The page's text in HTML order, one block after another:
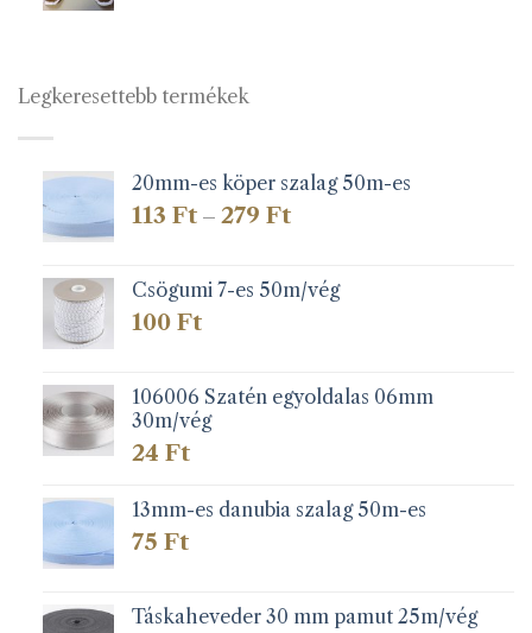
Legkeresettebb termékek
20mm-es köper szalag 50m-es
113 Ft – 279 FtÁrtartomány:
279 Ft
Csögumi 7-es 50m/vég
100 Ft
106006 Szatén egyoldalas 06mm
30m/vég
24 Ft
13mm-es danubia szalag 50m-es
75 Ft
Táskaheveder 30 mm pamut 25m/vég